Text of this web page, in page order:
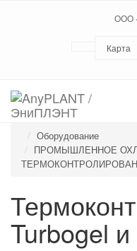
ООО
Карта
Оборудование
ПРОМЫШЛЕННОЕ
Turbogel